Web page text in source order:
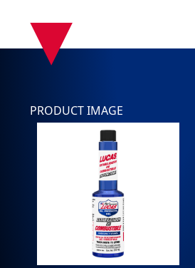
▾
PRODUCT IMAGE